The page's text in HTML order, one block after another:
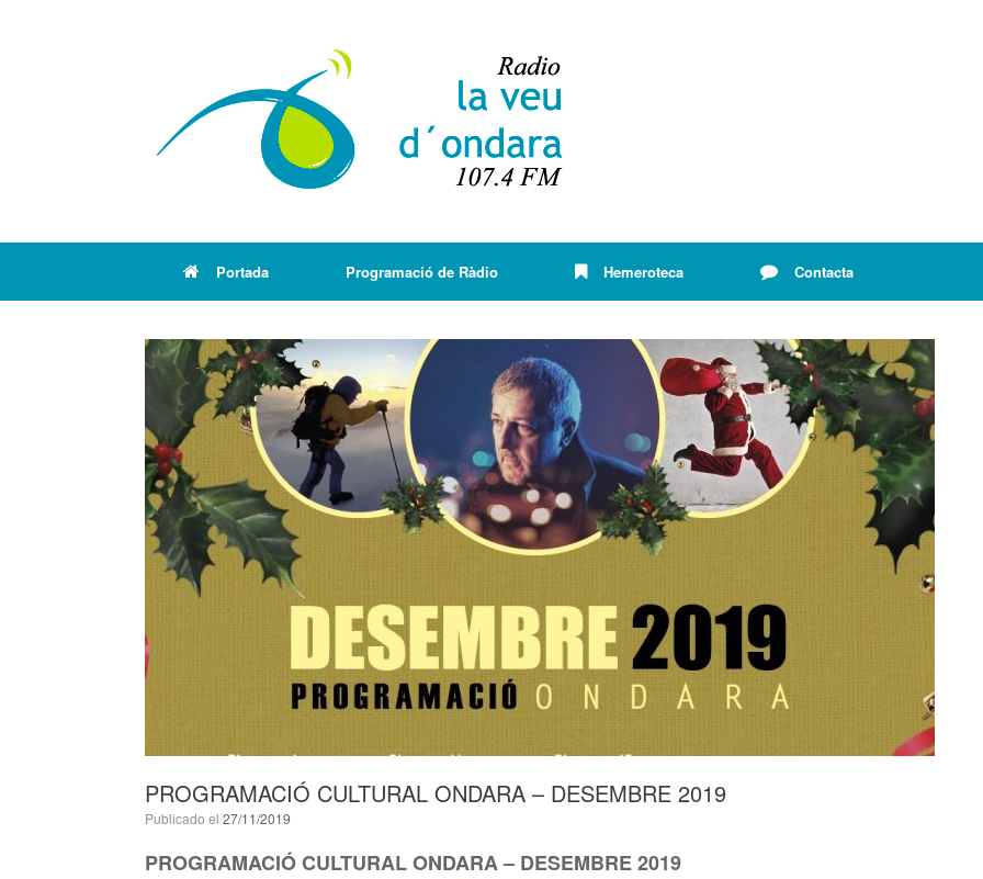
Portada Programació de Ràdio Hemeroteca Contacta
PROGRAMACIÓ CULTURAL ONDARA – DESEMBRE 2019
Publicado el 27/11/2019
PROGRAMACIÓ CULTURAL ONDARA – DESEMBRE 2019